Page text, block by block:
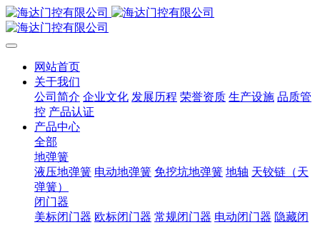
网站首页
关于我们
公司简介 企业文化 发展历程 荣誉资质 生产设施 品质管
控 产品认证
产品中心
全部
地弹簧
液压地弹簧 电动地弹簧 免挖坑地弹簧 地轴 天铰链（天
弹簧）
闭门器
美标闭门器 欧标闭门器 常规闭门器 电动闭门器 隐藏闭